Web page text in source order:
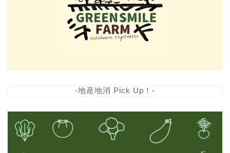
-地産地消 Pick Up！-